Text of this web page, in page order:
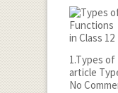
1.Types
article
No